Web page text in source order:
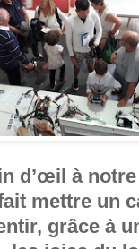
d’œil à
mettre un
grâce à